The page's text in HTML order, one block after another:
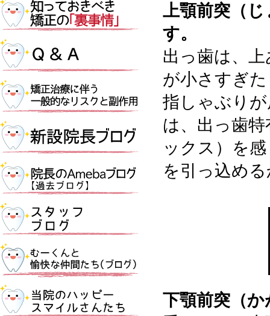
上顎前突（
す。
出っ歯は、
が小さすぎ
指しゃぶり
は、出っ歯
ックス）を
を引っ込め
下顎前突（